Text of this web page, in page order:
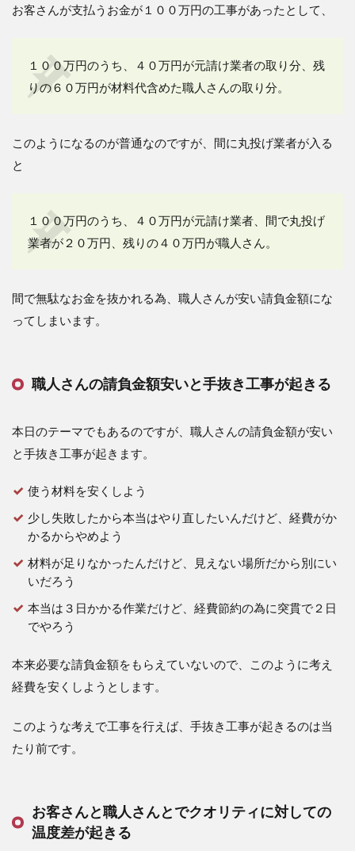
お客さんが支払うお金が１００万円の工事があったとして、
１００万円のうち、４０万円が元請け業者の取り分、残
りの６０万円が材料代含めた職人さんの取り分。
このようになるのが普通なのですが、間に丸投げ業者が入る
と
１００万円のうち、４０万円が元請け業者、間で丸投げ
業者が２０万円、残りの４０万円が職人さん。
間で無駄なお金を抜かれる為、職人さんが安い請負金額にな
ってしまいます。
職人さんの請負金額安いと手抜き工事が起きる
本日のテーマでもあるのですが、職人さんの請負金額が安い
と手抜き工事が起きます。
使う材料を安くしよう
少し失敗したから本当はやり直したいんだけど、経費がか
かるからやめよう
材料が足りなかったんだけど、見えない場所だから別にい
いだろう
本当は３日かかる作業だけど、経費節約の為に突貫で２日
でやろう
本来必要な請負金額をもらえていないので、このように考え
経費を安くしようとします。
このような考えで工事を行えば、手抜き工事が起きるのは当
たり前です。
お客さんと職人さんとでクオリティに対しての
温度差が起きる